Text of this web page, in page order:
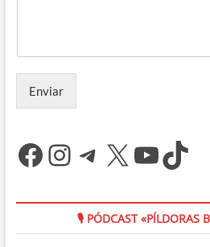
Enviar
Facebook
Instagram
Telegram
X
🎙 PÓDCAST «PÍLDORAS